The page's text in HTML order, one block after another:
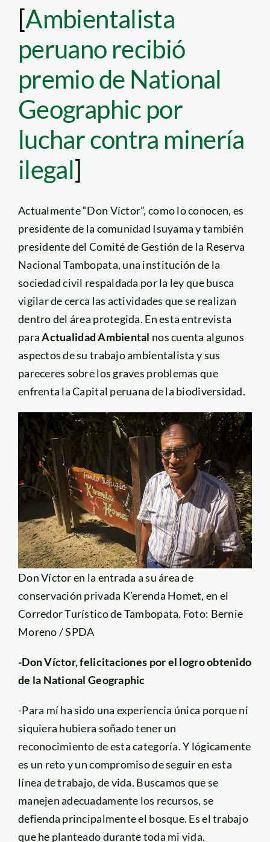
[Ambientalista
peruano recibió
premio de National
Geographic por
luchar contra minería
ilegal]
Actualmente “Don Víctor”, como lo conocen, es
presidente de la comunidad Isuyama y también
presidente del Comité de Gestión de la Reserva
Nacional Tambopata, una institución de la
sociedad civil respaldada por la ley que busca
vigilar de cerca las actividades que se realizan
dentro del área protegida. En esta entrevista
paraActualidad Ambiental nos cuenta algunos
aspectos de su trabajo ambientalista y sus
pareceres sobre los graves problemas que
enfrenta la Capital peruana de la biodiversidad.
Don Víctor en la entrada a su área de
conservación privada K’erenda Homet, en el
Corredor Turístico de Tambopata. Foto: Bernie
Moreno / SPDA
-Don Víctor, felicitaciones por el logro obtenido
de la National Geographic
-Para mí ha sido una experiencia única porque ni
siquiera hubiera soñado tener un
reconocimiento de esta categoría. Y lógicamente
es un reto y un compromiso de seguir en esta
línea de trabajo, de vida. Buscamos que se
manejen adecuadamente los recursos, se
defienda principalmente el bosque. Es el trabajo
que he planteado durante toda mi vida.